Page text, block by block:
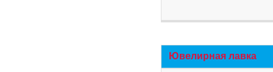
Ювелирная лавка